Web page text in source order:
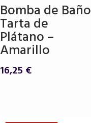
Bomba de Baño
Tarta de
Plátano –
Amarillo
16,25 €